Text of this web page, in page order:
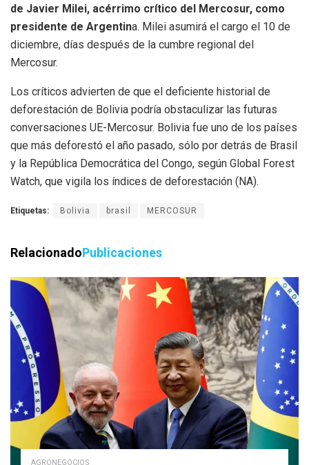
de Javier Milei, acérrimo crítico del Mercosur, como
presidente de Argentina. Milei asumirá el cargo el 10 de
diciembre, días después de la cumbre regional del
Mercosur.
Los críticos advierten de que el deficiente historial de
deforestación de Bolivia podría obstaculizar las futuras
conversaciones UE-Mercosur. Bolivia fue uno de los países
que más deforestó el año pasado, sólo por detrás de Brasil
y la República Democrática del Congo, según Global Forest
Watch, que vigila los índices de deforestación (NA).
Etiquetas: Bolivia brasil MERCOSUR
RelacionadoPublicaciones
AGRONEGOCIOS